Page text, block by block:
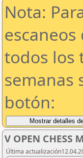
Nota:
todos los
semanas
botón:
V OPEN CHESS
Última